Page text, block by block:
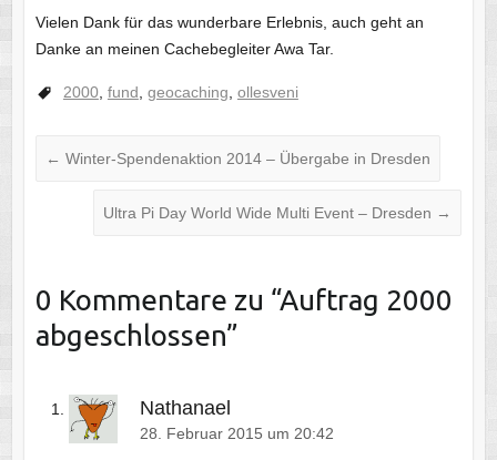
Vielen Dank für das wunderbare Erlebnis, auch geht an
Danke an meinen Cachebegleiter Awa Tar.
2000, fund geocaching ollesveni
← Winter-Spendenaktion 2014 – Übergabe in Dresden
Ultra Pi Day World Wide Multi Event – Dresden →
0 Kommentare zu “Auftrag 2000
abgeschlossen”
Nathanael
28. Februar 2015 um 20:42